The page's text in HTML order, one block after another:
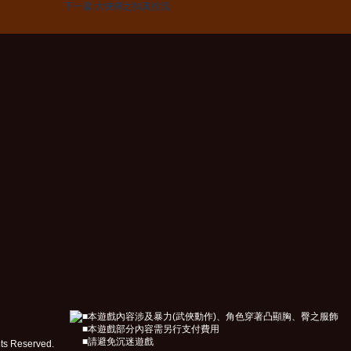
下一篇:大俠傳之扣真控流
Reserved.
■本遊戲內容涉及暴力(武俠動作)、角色穿著凸顯胸、臀之服飾
■本遊戲部分內容需另行支付費用
■請避免沉迷遊戲